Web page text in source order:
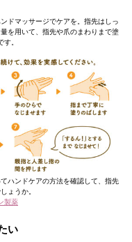
ドマッサージでケアを。指先はしっ
を用いて、指先や爪のまわりまで塗
す。
ハンドケアの方法を確認して、指先
ょうか。
製薬
い